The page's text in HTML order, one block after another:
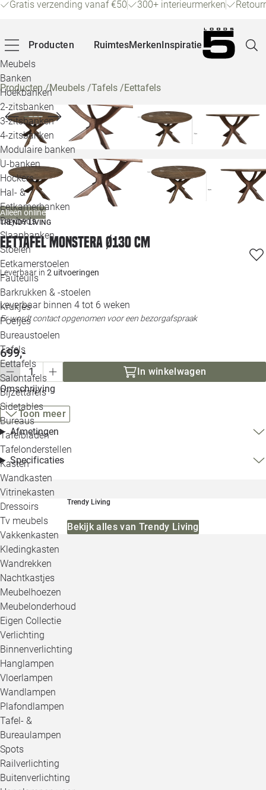
Gratis verzending vanaf €50 300+ interieurmerken
Producten
Meubels
Banken
Hoekbanken
2-zitsbanken
3-zitsbanken
4-zitsbanken
Modulaire banken
U-banken
Hockers
Hal- &
Eetkamerbanken
Daybeds
Slaapbanken
Stoelen
Eetkamerstoelen
Fauteuils
Barkrukken & -stoelen
Krukjes
Poefjes
Bureaustoelen
Tafels
Eettafels
Salontafels
Bijzettafels
Sidetables
Bureaus
Tafelbladen
Tafelonderstellen
Kasten
Wandkasten
Vitrinekasten
Dressoirs
Tv meubels
Vakkenkasten
Kledingkasten
Wandrekken
Nachtkastjes
Meubelhoezen
Meubelonderhoud
Eigen Collectie
Verlichting
Binnenverlichting
Hanglampen
Vloerlampen
Wandlampen
Plafondlampen
Tafel- &
Bureaulampen
Spots
Railverlichting
Buitenverlichting
RuimtesMerkenInspiratie
Producten/Meubels /Tafels /Eettafels
Alleen online
TRENDY LIVING
Eettafel Monstera Ø130 cm
Leverbaar in 2 uitvoeringen
Leverbaar binnen 4 tot 6 weken
Er wordt contact opgenomen voor een bezorgafspraak
699,-
In winkelwagen
Omschrijving
Toon meer
Afmetingen
Specificaties
Trendy Living
Bekijk alles van Trendy Living